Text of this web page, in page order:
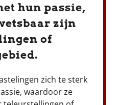
hun passie,
zijn
of
zich te sterk
waardoor ze